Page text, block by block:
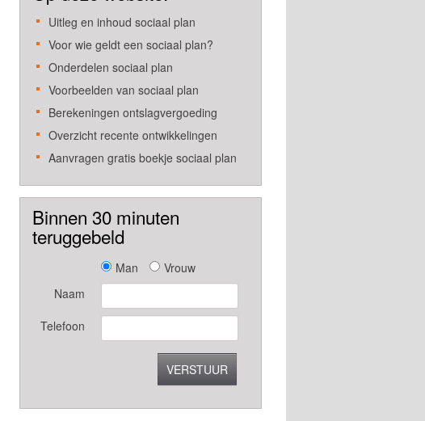
Uitleg en inhoud sociaal plan
Voor wie geldt een sociaal plan?
Onderdelen sociaal plan
Voorbeelden van sociaal plan
Berekeningen ontslagvergoeding
Overzicht recente ontwikkelingen
Aanvragen gratis boekje sociaal plan
Binnen 30 minuten
teruggebeld
Man
Vrouw
Naam
Telefoon
VERSTUUR